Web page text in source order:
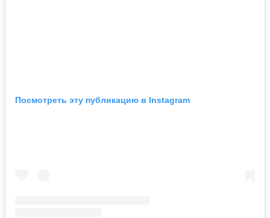
Посмотреть эту публикацию в Instagram